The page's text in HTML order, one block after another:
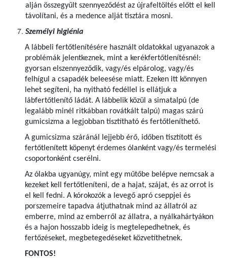
alján összegyűlt szennyeződést az újrafeltöltés előtt el kell
távolítani, és a medence alját tisztára mosni.
Személyi higiénia
A lábbeli fertőtlenítésére használt oldatokkal ugyanazok a
problémák jelentkeznek, mint a kerékfertőtlenítésnél:
gyorsan elszennyeződik, vagy/és elpárolog, vagy/és
felhígul a csapadék beleesése miatt. Ezeken itt könnyen
lehet segíteni, ha nyitható fedéllel is ellátjuk a
lábfertőtlenítő ládát. A lábbelik közül a simatalpú (de
legalább minél ritkábban rovátkált talpú) magas szárú
gumicsizma a legjobban tisztítható és fertőtleníthető.
A gumicsizma száránál lejjebb érő, időben tisztított és
fertőtlenített köpenyt érdemes ólanként vagy/és termelési
csoportonként cserélni.
Az ólakba ugyanúgy, mint egy műtőbe belépve nemcsak a
kezeket kell fertőtleníteni, de a hajat, szájat, és az orrot is
el kell fedni. A kórokozók a levegő apró cseppjei és
porszemeire tapadva átjuthatnak mind az állatról az
emberre, mind az emberről az állatra, a nyálkahártyákon
és a hajon hosszabb ideig is megtelepedhetnek, és
fertőzéseket, megbetegedéseket közvetíthetnek.
FONTOS!